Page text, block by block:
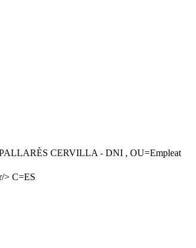
CERVILLA - DNI , OU=Empleat
> C=ES